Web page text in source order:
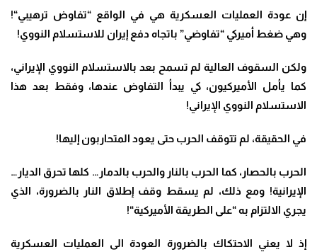
إن عودة العمليات العسكرية هي في الواقع “تفاوض ترهيبي“!
وهي ضغط أميركي “تفاوضي” باتجاه دفع إيران للاستسلام النووي!
ولكن السقوف العالية لم تسمح بعد بالاستسلام النووي الإيراني،
كما يأمل الأميركيون، كي يبدأ التفاوض عندها، وفقط بعد هذا
الاستسلام النووي الإيراني!
في الحقيقة، لم تتوقف الحرب حتى يعود المتحاربون إليها!
الحرب بالحصار، كما الحرب بالنار والحرب بالدمار… كلها تحرق الديار…
الإيرانية! ومع ذلك، لم يسقط وقف إطلاق النار بالضرورة، الذي
يجري الالتزام به “على الطريقة الأميركية“!
إذ لا يعني الاحتكاك بالضرورة العودة الى العمليات العسكرية